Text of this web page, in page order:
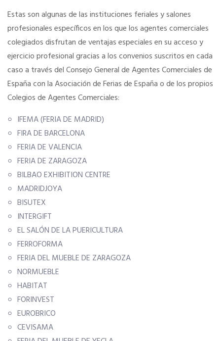
Descuentos exclusivos
Telefonía AC
Título Oficial
Ahorra en carburantes
Portal de Empleo
VENTAJAS EN SEGUROS
IMQ SEGUROS DE SALUD
Servicios financieros
Ventajas en las ferias
Estas son algunas de las instituciones feriales y salones
profesionales específicos en los que los agentes comerciales
colegiados disfrutan de ventajas especiales en su acceso y
ejercicio profesional gracias a los convenios suscritos en cada
caso a través del Consejo General de Agentes Comerciales de
España con la Asociación de Ferias de España o de los propios
Colegios de Agentes Comerciales:
IFEMA (FERIA DE MADRID)
FIRA DE BARCELONA
FERIA DE VALENCIA
FERIA DE ZARAGOZA
BILBAO EXHIBITION CENTRE
MADRIDJOYA
BISUTEX
INTERGIFT
EL SALÓN DE LA PUERICULTURA
FERROFORMA
FERIA DEL MUEBLE DE ZARAGOZA
NORMUEBLE
HABITAT
FORINVEST
EUROBRICO
CEVISAMA